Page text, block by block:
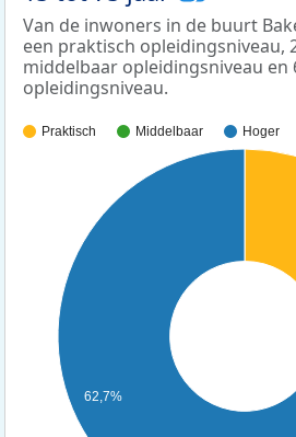
Van de inwoners in de buurt
een praktisch opleidingsniveau,
middelbaar opleidingsniveau en
opleidingsniveau.
Praktisch Middelbaar Hoger
62,7%